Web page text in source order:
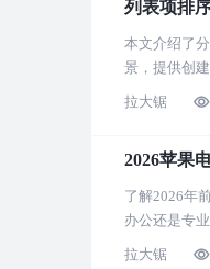
列表项排
本文介绍了
景，提供创
拉大锯
2026苹果
了解2026年
办公还是专
拉大锯